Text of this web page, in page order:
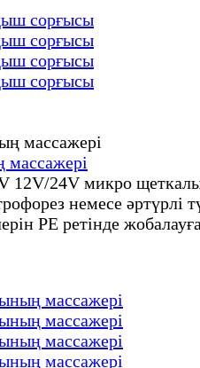
сорғысы
сорғысы
сорғысы
сорғысы
12V/24V микро
немесе әртүрлі
PE ретінде
массажері
массажері
массажері
массажері